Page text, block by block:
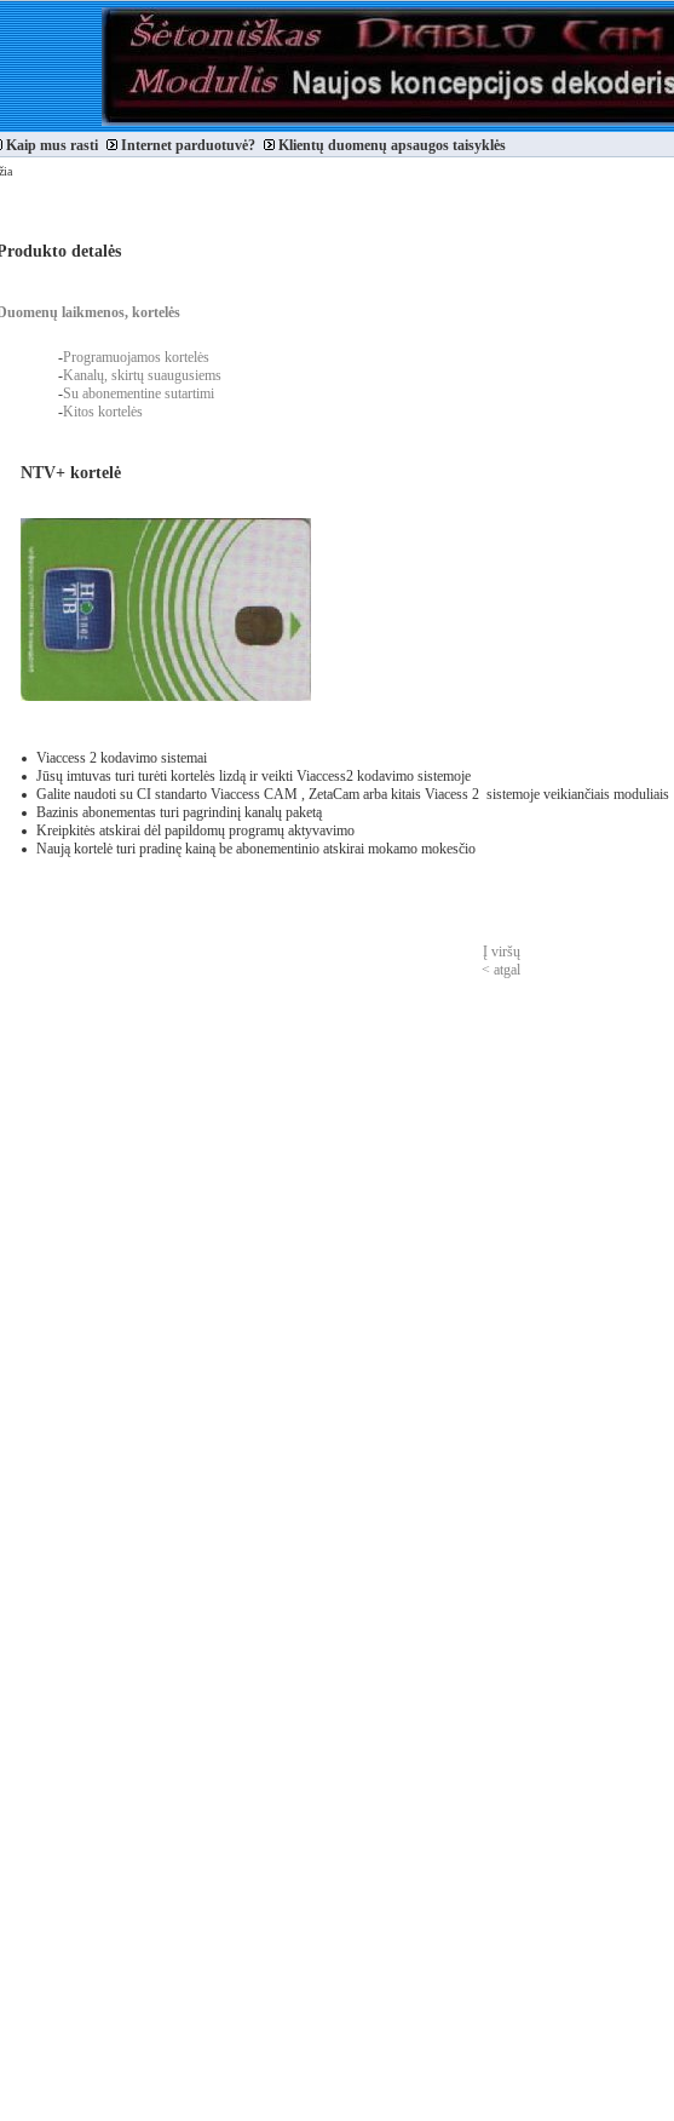
Kaip mus rasti Internet parduotuvė?
Klientų duomenų apsaugos taisyklės
detalės
laikmenos, kortelės
-Programuojamos kortelės
-Kanalų, skirtų suaugusiems
-Su abonementine sutartimi
-Kitos kortelės
NTV+ kortelė
Viaccess 2 kodavimo sistemai
Jūsų imtuvas turi turėti kortelės lizdą ir veikti Viaccess2 kodavimo sistemoje
Galite naudoti su CI standarto Viaccess CAM , ZetaCam arba kitais Viacess 2 sistemoje veikiančiais moduliais
Bazinis abonementas turi pagrindinį kanalų paketą
Kreipkitės atskirai dėl papildomų programų aktyvavimo
Naują kortelė turi pradinę kainą be abonementinio atskirai mokamo mokesčio
Į viršų
< atgal